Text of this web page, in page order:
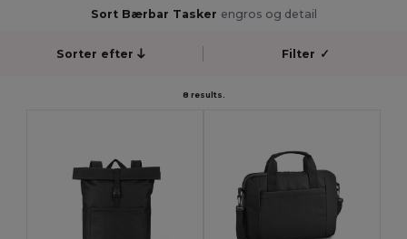
Sort Bærbar Tasker engros og detail
Sorter efter Filter ✓
8 results.